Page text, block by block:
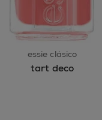
essie clásico
tart deco